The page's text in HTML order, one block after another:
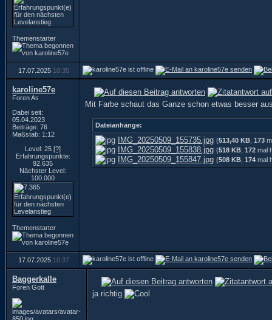
Themenstarter
17.07.2025 10:35
karoline57e
Foren As
Dabei seit:
05.04.2023
Beiträge: 76
Maßstab: 1:12
Level: 25 [?]
Erfahrungspunkte:
92.635
Nächster Level:
100.000
Themenstarter
Mit Farbe schaut das Ganze schon etwas besser
Dateianhänge:
IMG_20250509_155735.jpg (513,40 KB 173
IMG_20250509_155838.jpg (518 KB 172 mal
IMG_20250509_155847.jpg (508 KB 174 mal
17.07.2025 10:37
Baggerkalle
Foren Gott
ja richtig